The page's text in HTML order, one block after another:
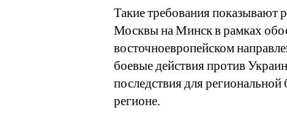
Такие требования показывают
Москвы на Минск в рамках
восточноевропейском
боевые действия против
последствия для
регионе.